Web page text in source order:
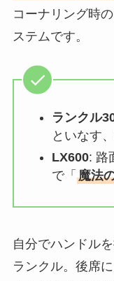
コーナリング時
ステムです。
ランクル
といなす
LX600: 路
で「 魔法
自分でハンドル
ランクル。後席